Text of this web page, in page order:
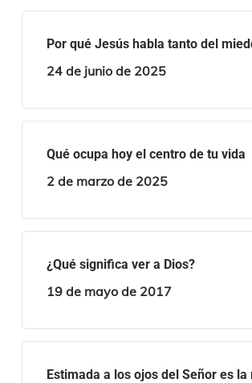
Por qué Jesús habla tanto del
24 de junio de 2025
Qué ocupa hoy el centro de tu vida
2 de marzo de 2025
¿Qué significa ver a Dios?
19 de mayo de 2017
Estimada a los ojos del Señor es la